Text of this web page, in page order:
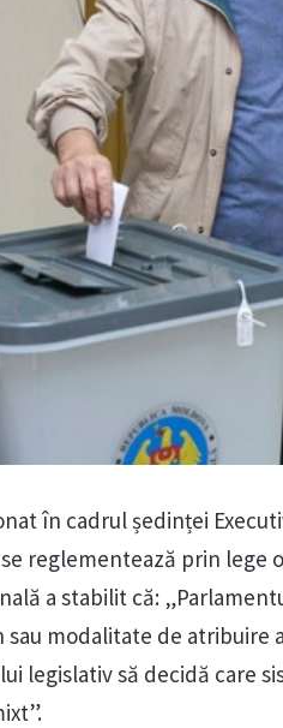
în cadrul ședinței
reglementează prin lege
a stabilit că:
sau modalitate de
legislativ să decidă care